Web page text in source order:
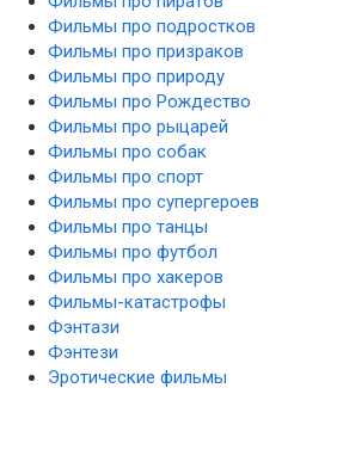
Фильмы про подростков
Фильмы про призраков
Фильмы про природу
Фильмы про Рождество
Фильмы про рыцарей
Фильмы про собак
Фильмы про спорт
Фильмы про супергероев
Фильмы про танцы
Фильмы про футбол
Фильмы про хакеров
Фильмы-катастрофы
Фэнтази
Фэнтези
Эротические фильмы